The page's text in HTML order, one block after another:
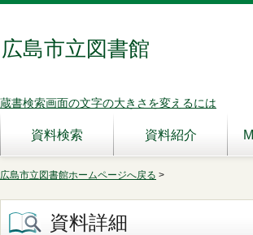
広島市立図書館
蔵書検索画面の文字の大きさを変えるには
資料検索 資料紹介
広島市立図書館ホームページへ戻る >
資料詳細